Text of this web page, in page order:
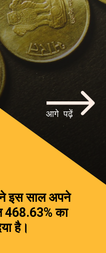
इस साल अपने
468.63% का
है।
आगे पढ़ें